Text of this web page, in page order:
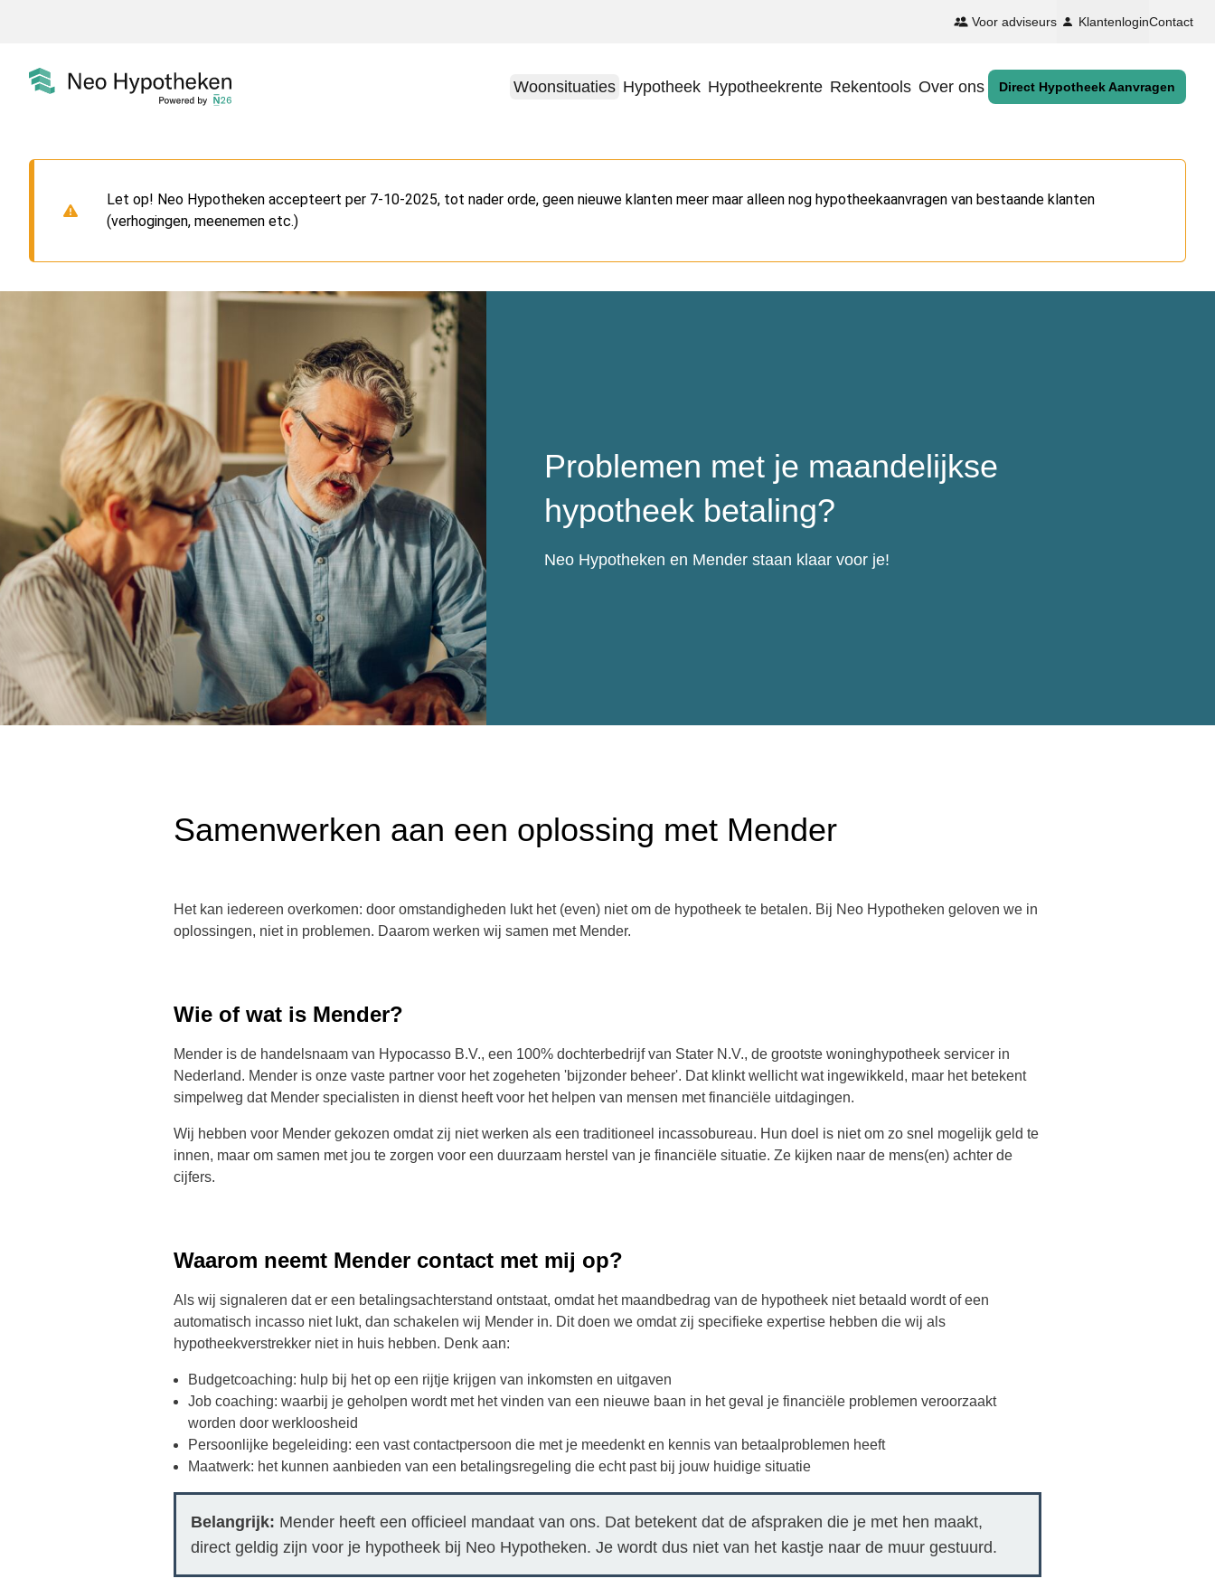
Voor adviseurs KlantenloginContact
Woonsituaties Hypotheek Hypotheekrente Rekentools Over ons Direct Hypotheek Aanvragen
Let op! Neo Hypotheken accepteert per 7-10-2025, tot nader orde, geen nieuwe klanten meer maar alleen nog hypotheekaanvragen van bestaande klanten
(verhogingen, meenemen etc.)
Problemen met je maandelijkse
hypotheek betaling?
Neo Hypotheken en Mender staan klaar voor je!
Samenwerken aan een oplossing met Mender
Het kan iedereen overkomen: door omstandigheden lukt het (even) niet om de hypotheek te betalen. Bij Neo Hypotheken geloven we in
oplossingen, niet in problemen. Daarom werken wij samen met Mender.
Wie of wat is Mender?
Mender is de handelsnaam van Hypocasso B.V., een 100% dochterbedrijf van Stater N.V., de grootste woninghypotheek servicer in
Nederland. Mender is onze vaste partner voor het zogeheten 'bijzonder beheer'. Dat klinkt wellicht wat ingewikkeld, maar het betekent
simpelweg dat Mender specialisten in dienst heeft voor het helpen van mensen met financiële uitdagingen.
Wij hebben voor Mender gekozen omdat zij niet werken als een traditioneel incassobureau. Hun doel is niet om zo snel mogelijk geld te
innen, maar om samen met jou te zorgen voor een duurzaam herstel van je financiële situatie. Ze kijken naar de mens(en) achter de
cijfers.
Waarom neemt Mender contact met mij op?
Als wij signaleren dat er een betalingsachterstand ontstaat, omdat het maandbedrag van de hypotheek niet betaald wordt of een
automatisch incasso niet lukt, dan schakelen wij Mender in. Dit doen we omdat zij specifieke expertise hebben die wij als
hypotheekverstrekker niet in huis hebben. Denk aan:
Budgetcoaching: hulp bij het op een rijtje krijgen van inkomsten en uitgaven
Job coaching: waarbij je geholpen wordt met het vinden van een nieuwe baan in het geval je financiële problemen veroorzaakt
worden door werkloosheid
Persoonlijke begeleiding: een vast contactpersoon die met je meedenkt en kennis van betaalproblemen heeft
Maatwerk: het kunnen aanbieden van een betalingsregeling die echt past bij jouw huidige situatie
Belangrijk: Mender heeft een officieel mandaat van ons. Dat betekent dat de afspraken die je met hen maakt,
direct geldig zijn voor je hypotheek bij Neo Hypotheken. Je wordt dus niet van het kastje naar de muur gestuurd.